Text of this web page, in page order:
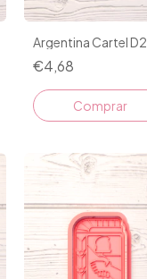
Argentina Cartel D2
€4,68
Comprar